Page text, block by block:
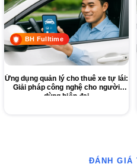
BH Fulltime
Ứng dụng quản lý cho thuê xe tự lái:
Giải pháp công nghệ cho người
dùng hiện đại